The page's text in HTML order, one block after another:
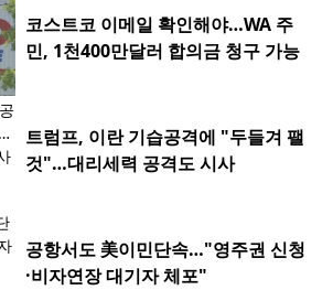
코스트코 이메일 확인해야…WA 주
민, 1천400만달러 합의금 청구 가능
트럼프, 이란 기습공격에 "두들겨 팰
것"…대리세력 공격도 시사
공항서도 美이민단속…"영주권 신청
·비자연장 대기자 체포"